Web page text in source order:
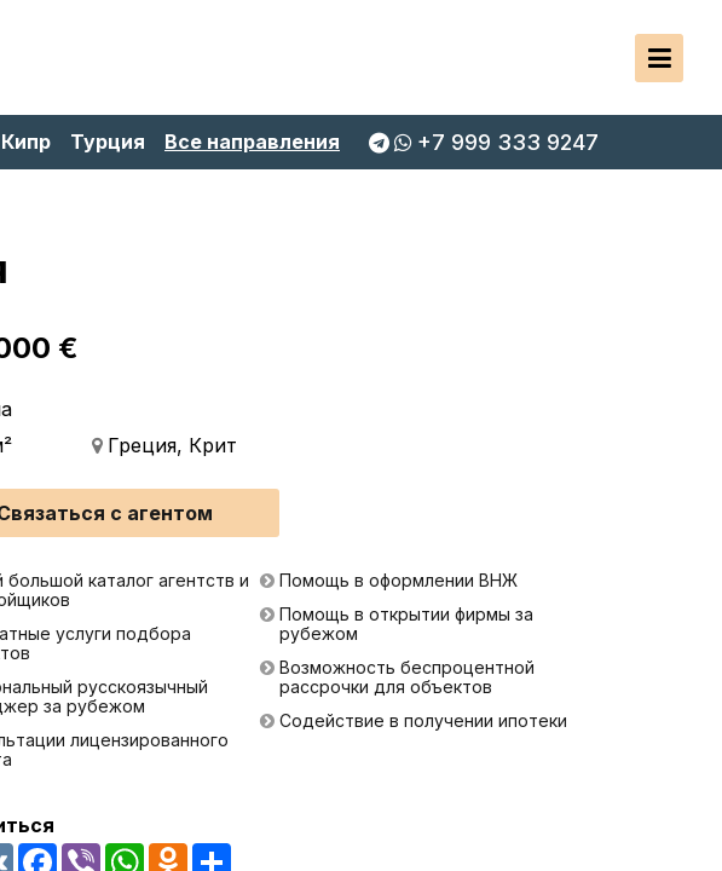
Турция Все направления +7 999 333 9247
€
Греция, Крит
с агентом
каталог агентств и
услуги подбора
русскоязычный
за рубежом
лицензированного
Помощь в оформлении ВНЖ
Помощь в открытии фирмы за
рубежом
Возможность беспроцентной
рассрочки для объектов
Содействие в получении ипотеки
VK Facebook
Viber WhatsAppOdnoklassniki